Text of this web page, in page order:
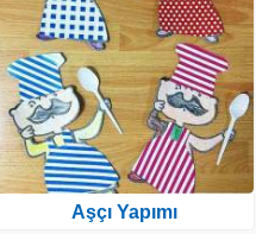
Aşçı Yapımı